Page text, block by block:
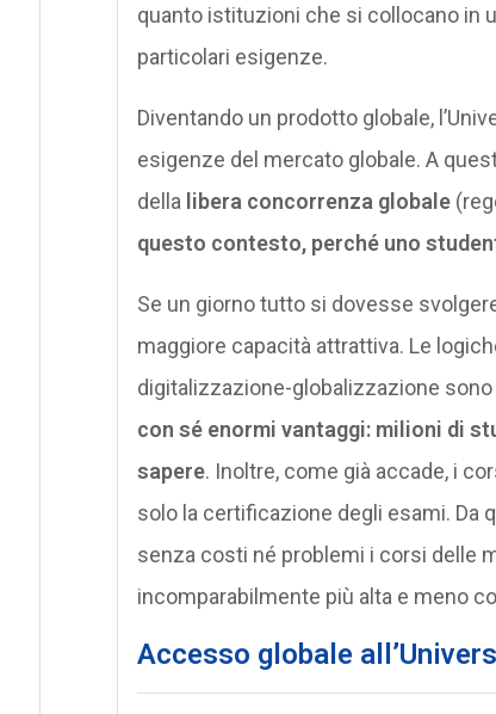
quanto istituzioni che si collocano in
particolari esigenze.
Diventando un prodotto globale,
esigenze del mercato globale. A
della libera concorrenza globale
questo contesto, perché uno
Se un giorno tutto si dovesse
maggiore capacità attrattiva. Le
digitalizzazione-globalizzazione
con sé enormi vantaggi: milioni di
sapere. Inoltre, come già accade, i
solo la certificazione degli esami. Da
senza costi né problemi i corsi delle
incomparabilmente più alta e meno
Accesso globale